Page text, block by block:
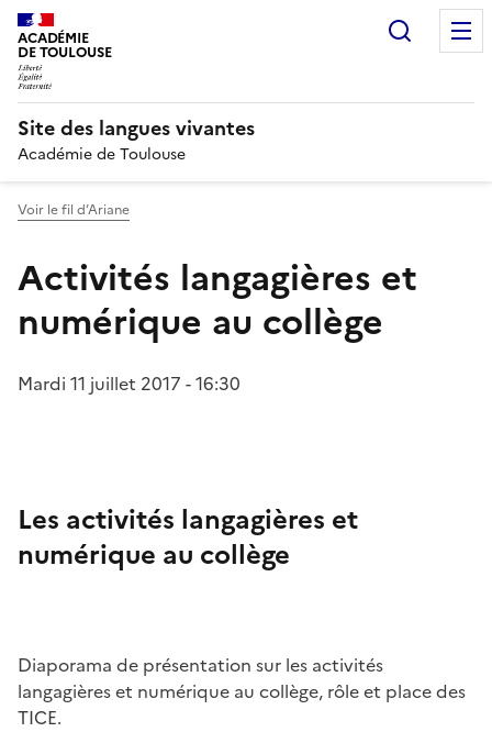
ACADÉMIE
DE TOULOUSE
Site des langues vivantes
Académie de Toulouse
Voir le fil d’Ariane
Activités langagières et
numérique au collège
Mardi 11 juillet 2017 - 16:30
Les activités langagières et
numérique au collège
Diaporama de présentation sur les activités
langagières et numérique au collège, rôle et place des
TICE.